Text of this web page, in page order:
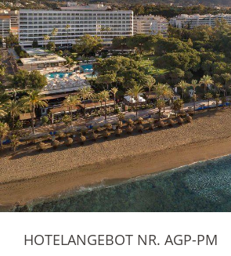
HOTELANGEBOT NR. AGP-PM